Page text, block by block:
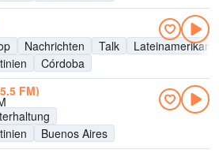
Nachrichten Talk
Córdoba
FM)
Buenos Aires